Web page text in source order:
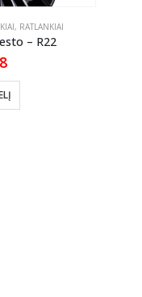
, RATLANKIAI
– R22